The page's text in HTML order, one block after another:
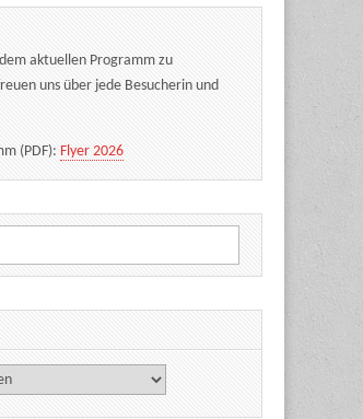
aktuellen Programm zu
uns über jede Besucherin und
(PDF):Flyer 2026